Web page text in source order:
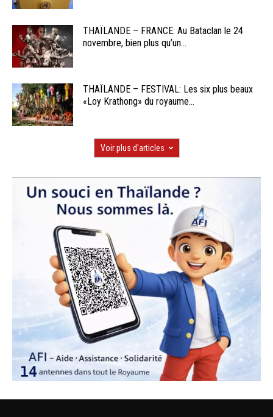
THAÏLANDE – FRANCE: Au Bataclan le 24
novembre, bien plus qu’un...
THAÏLANDE – FESTIVAL: Les six plus beaux
«Loy Krathong» du royaume...
Voir plus d'articles